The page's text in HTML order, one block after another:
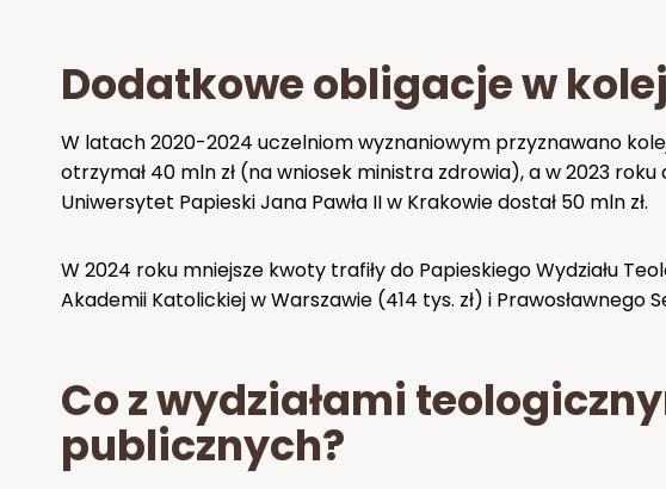
Dodatkowe obligacje w
W latach 2020-2024 uczelniom wyznaniowym przyznawano
otrzymał 40 mln zł (na wniosek ministra zdrowia), a w 2023 roku
Uniwersytet Papieski Jana Pawła II w Krakowie dostał 50 mln zł.
W 2024 roku mniejsze kwoty trafiły do Papieskiego Wydziału
Akademii Katolickiej w Warszawie (414 tys. zł) i Prawosławnego
Co z wydziałami
publicznych?